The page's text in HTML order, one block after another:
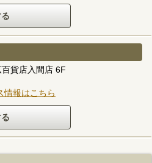
貨店入間店 6F
情報はこちら